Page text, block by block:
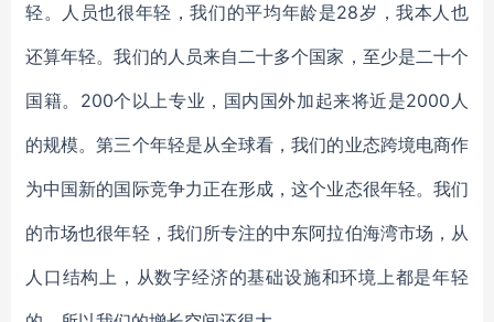
轻。人员也很年轻，我们的平均年龄是28岁，我本人也
还算年轻。我们的人员来自二十多个国家，至少是二十个
国籍。200个以上专业，国内国外加起来将近是2000人
的规模。第三个年轻是从全球看，我们的业态跨境电商作
为中国新的国际竞争力正在形成，这个业态很年轻。我们
的市场也很年轻，我们所专注的中东阿拉伯海湾市场，从
人口结构上，从数字经济的基础设施和环境上都是年轻